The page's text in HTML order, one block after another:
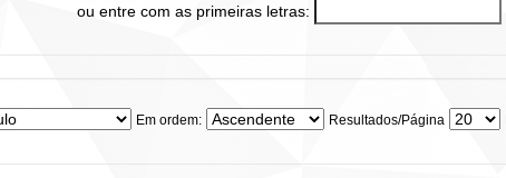
ou entre com as primeiras letras:
Em ordem: Resultados/Página